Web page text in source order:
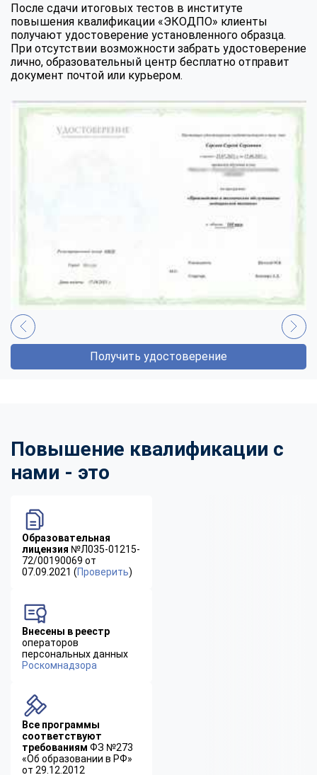
После сдачи итоговых тестов в институте
повышения квалификации «ЭКОДПО» клиенты
получают удостоверение установленного образца.
При отсутствии возможности забрать удостоверение
лично, образовательный центр бесплатно отправит
документ почтой или курьером.
Получить удостоверение
Повышение квалификации с
нами - это
Образовательная
лицензия №Л035-01215-
72/00190069 от
07.09.2021 (Проверить)
Внесены в реестр
операторов
персональных данных
Роскомнадзора
Все программы
соответствуют
требованиям ФЗ №273
«Об образовании в РФ»
от 29.12.2012